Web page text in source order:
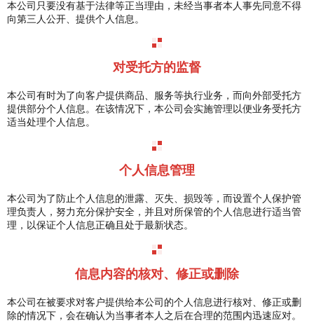
本公司只要没有基于法律等正当理由，未经当事者本人事先同意不得
向第三人公开、提供个人信息。
对受托方的监督
本公司有时为了向客户提供商品、服务等执行业务，而向外部受托方
提供部分个人信息。在该情况下，本公司会实施管理以便业务受托方
适当处理个人信息。
个人信息管理
本公司为了防止个人信息的泄露、灭失、损毁等，而设置个人保护管
理负责人，努力充分保护安全，并且对所保管的个人信息进行适当管
理，以保证个人信息正确且处于最新状态。
信息内容的核对、修正或删除
本公司在被要求对客户提供给本公司的个人信息进行核对、修正或删
除的情况下，会在确认为当事者本人之后在合理的范围内迅速应对。